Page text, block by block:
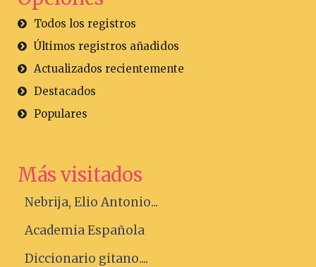
Todos los registros
Últimos registros añadidos
Actualizados recientemente
Destacados
Populares
Más visitados
Nebrija, Elio Antonio...
Academia Española
Diccionario gitano....